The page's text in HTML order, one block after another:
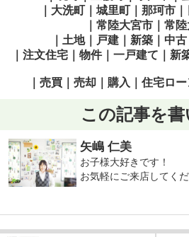
｜大洗町｜城里町｜那珂市
｜常陸大宮市｜常陸
｜土地｜戸建｜新築｜中古
｜注文住宅｜物件｜一戸建て｜新
｜売買｜売却｜購入｜住宅ロ
この記事を書
矢嶋 仁美
お子様大好きです！
お気軽にご来店してく